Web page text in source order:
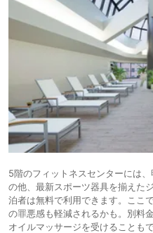
5階のフィットネスセンターには
の他、最新スポーツ器具を揃えた
泊者は無料で利用できます。ここ
の罪悪感も軽減されるかも。別料
オイルマッサージを受けることも